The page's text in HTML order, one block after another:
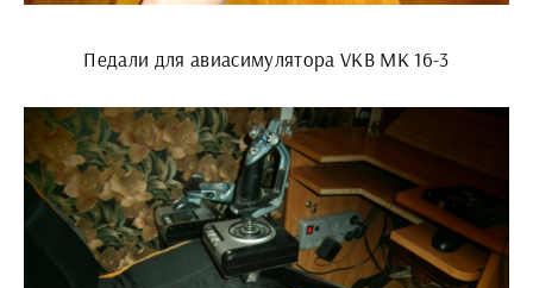
Педали для авиасимулятора VKB MK 16-3